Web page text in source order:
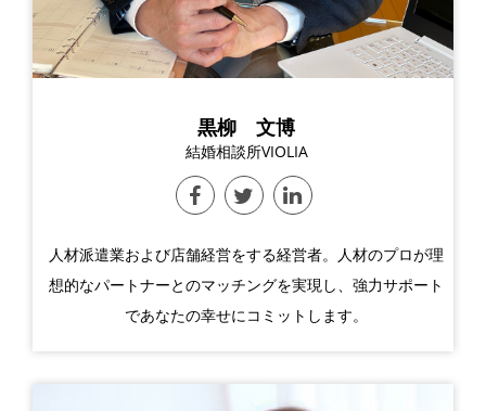
黒柳 文博
結婚相談所VIOLIA
人材派遣業および店舗経営をする経営者。人材のプロが理
想的なパートナーとのマッチングを実現し、強力サポート
であなたの幸せにコミットします。